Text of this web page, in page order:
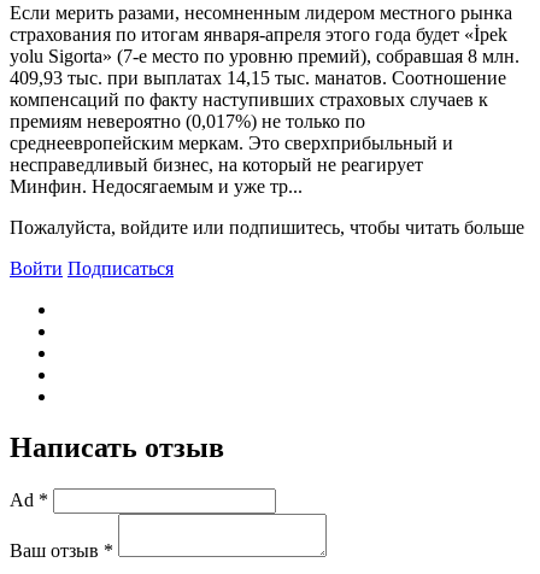
Если мерить разами, несомненным лидером местного рынка
страхования по итогам января-апреля этого года будет «İpek
yolu Sigorta» (7-е место по уровню премий), собравшая 8 млн.
409,93 тыс. при выплатах 14,15 тыс. манатов. Соотношение
компенсаций по факту наступивших страховых случаев к
премиям невероятно (0,017%) не только по
среднеевропейским меркам. Это сверхприбыльный и
несправедливый бизнес, на который не реагирует
Минфин. Недосягаемым и уже тр...
Пожалуйста, войдите или подпишитесь, чтобы читать больше
Войти Подписаться
Написать отзыв
Ad *
Ваш отзыв *